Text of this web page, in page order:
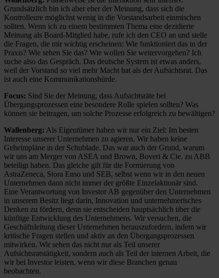
Grundsätzlich bin ich aber eher der Meinung, dass sich die
Kontrolleure möglichst wenig in die Vorstandsarbeit einmischen
sollten. Wenn ich zu einem bestimmten Thema eine dezidierte
Meinung als Board-Mitglied habe, rufe ich den CEO an und stelle
die Fragen, die mir wichtig erscheinen: Wie funktioniert das in der
Praxis? Wie sehen Sie das? Wie wollen Sie weitervorgehen? Ich
suche also das Gespräch. Das deutsche System ist etwas anders,
weil der Vorstand so viel mehr Macht hat als der Aufsichtsrat. Das
ist auch eine Kommunikationshürde.
Focus: Sind Sie der Meinung, dass Aufsichtsräte bei
Übergangsprozessen eine besondere Rolle spielen sollten? Was
können sie beitragen, um solche Prozesse erfolgreich zu bewältigen?
Wallenberg: Als Eigentümer haben wir nur ein Ziel: Im besten
Interesse unserer Unternehmen zu agieren. Wir haben keine
Geheimpläne in der Schublade. Das war auch der Grund, warum
wir uns am Merger von ASEA und Brown, Boveri & Cie. zu ABB
beteiligt haben. Das gleiche gilt für die Formierung von
AstraZeneca, Stora Enso und SEB, selbst wenn wir in den neuen
Unternehmen dann nicht immer der größte Einzelaktionär sind.
Eine Verantwortung von Investor AB gegenüber den Unternehmen
in unserem Besitz liegt darin, Innovation und unternehmerisches
Denken zu fördern, denn sie entscheiden hauptsächlich über die
künftige Entwicklung des Unternehmens. Wir versuchen, die
Geschäftsleitung dieser Unternehmen herauszufordern, indem wir
kritische Fragen stellen und aktiv an den Übergangsprozessen
mitwirken. Wir sehen das nicht nur als Teil unserer
Aufsichtsratstätigkeit, sondern auch als Teil der internen Arbeit, die
wir bei Investor leisten, wenn wir diese Branchen genau
beobachten.